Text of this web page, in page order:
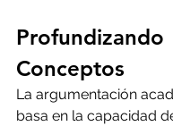
Profundizando
Conceptos
La argumentación
basa en la capacidad